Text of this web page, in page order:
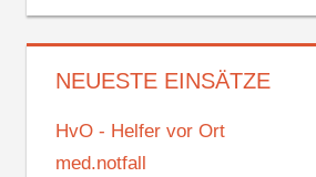
NEUESTE EINSÄTZE
HvO - Helfer vor Ort
med.notfall